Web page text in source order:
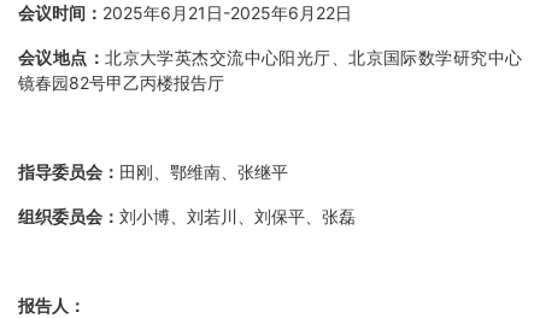
会议时间： 2025年6 月 21 日-2025年6 月 22日
会议地点：北京大学英杰交流中心阳光厅、北京国际数学研究中心
镜春园82号甲乙丙楼报告厅
指导委员会： 田刚、鄂维南、张继平
组织委员会： 刘小博、刘若川、刘保平、张磊
报告人：